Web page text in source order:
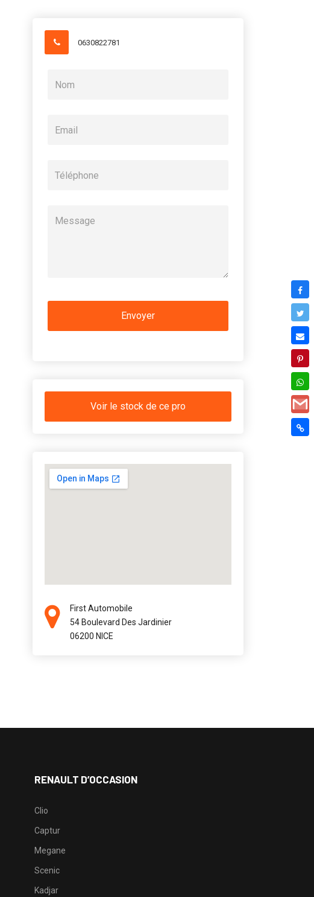
0630822781
Voir le stock de ce pro
First Automobile
54 Boulevard Des Jardinier
06200 NICE
RENAULT D’OCCASION
Clio
Captur
Megane
Scenic
Kadjar